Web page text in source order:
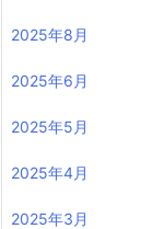
2025年8月
2025年6月
2025年5月
2025年4月
2025年3月